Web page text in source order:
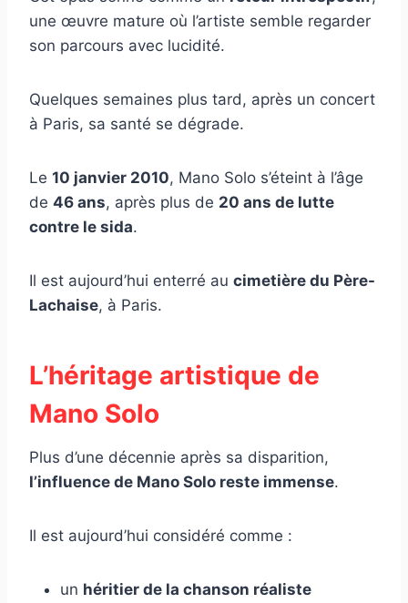
une œuvre mature où l’artiste semble regarder
son parcours avec lucidité.
Quelques semaines plus tard, après un concert
à Paris, sa santé se dégrade.
Le 10 janvier 2010, Mano Solo s’éteint à l’âge
de 46 ans, après plus de 20 ans de lutte
contre le sida.
Il est aujourd’hui enterré au cimetière du Père-
Lachaise, à Paris.
L’héritage artistique de
Mano Solo
Plus d’une décennie après sa disparition,
l’influence de Mano Solo reste immense.
Il est aujourd’hui considéré comme :
un héritier de la chanson réaliste